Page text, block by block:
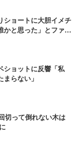
ショートに大胆イメチ
かと思った」とファン
ショットに反響「私
らない」
切って倒れない木は